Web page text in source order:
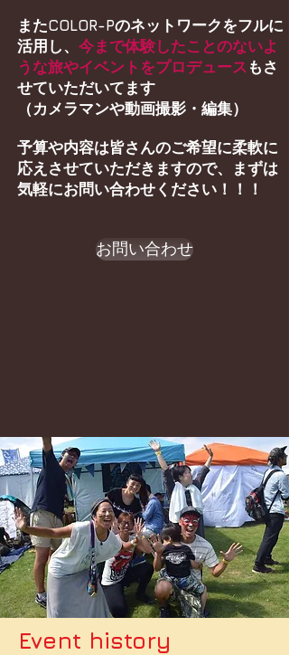
またCOLOR-Pのネットワークをフルに
活用し、 今まで体験したことのないよ
うな旅やイベントをプロデュース も さ
せていただいてます
（カメラマンや動画撮影・編集）
予算や内容は皆さんのご希望に柔軟に
応えさせていただきますので、まずは
気軽にお問い合わせください！！！
お問い合わせ
​Event history